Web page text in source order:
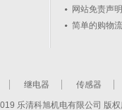
网站免责声明
简单的购物
继电器 传感器
乐清科旭机电有限公司 版